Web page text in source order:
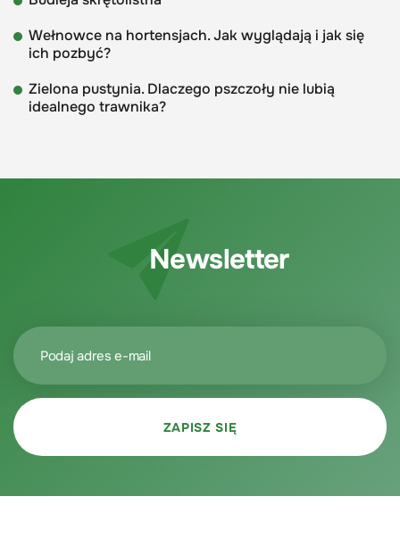
Wełnowce na hortensjach. Jak wyglądają i jak się
ich pozbyć?
Zielona pustynia. Dlaczego pszczoły nie lubią
idealnego trawnika?
Newsletter